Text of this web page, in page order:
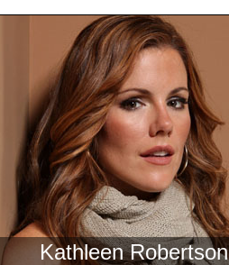
Kathleen Robertson